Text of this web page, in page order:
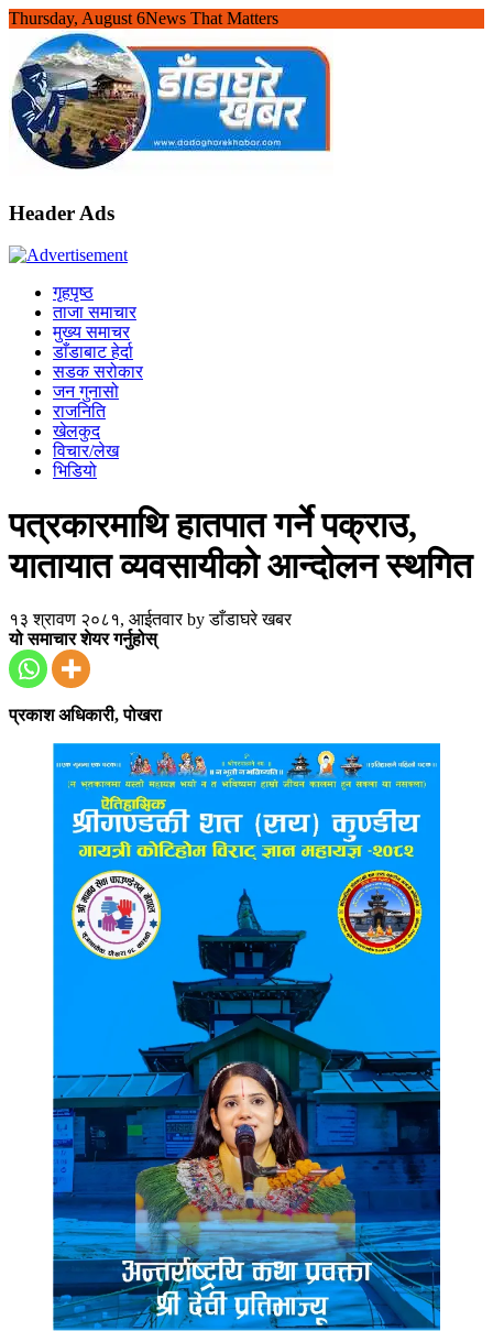
Skip
content
Thursday, August 6News That Matters
Header Ads
गृहपृष्ठ
ताजा समाचार
मुख्य समाचर
डाँडाबाट हेर्दा
सडक सरोकार
जन गुनासो
राजनिति
खेलकुद
विचार/लेख
भिडियो
पत्रकारमाथि हातपात गर्ने पक्राउ,
यातायात व्यवसायीको आन्दोलन स्थगित
१३ श्रावण २०८१, आईतवारbyडाँडाघरे खबर
यो समाचार शेयर गर्नुहोस्
प्रकाश अधिकारी, पोखरा